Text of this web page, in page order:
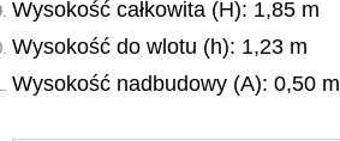
Wysokość całkowita (H): 1,85 m
Wysokość do wlotu (h): 1,23 m
Wysokość nadbudowy (A): 0,50 m